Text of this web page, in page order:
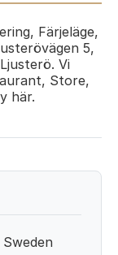
Färjeläge,
5,
Vi
Store,
här.